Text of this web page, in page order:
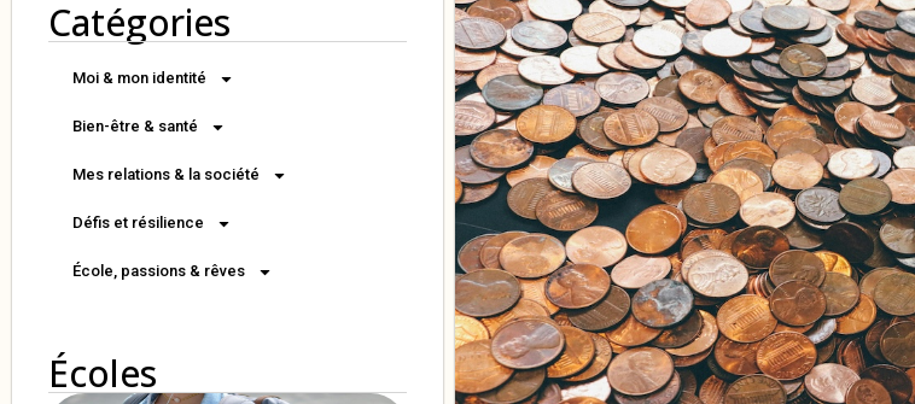
Catégories
Moi & mon identité
Bien-être & santé
Mes relations & la société
Défis et résilience
École, passions & rêves
Écoles